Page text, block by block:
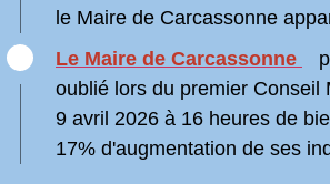
le Maire de Carcassonne
Le Maire de Carcassonne
oublié lors du premier Conseil
9 avril 2026 à 16 heures de
17% d'augmentation de ses